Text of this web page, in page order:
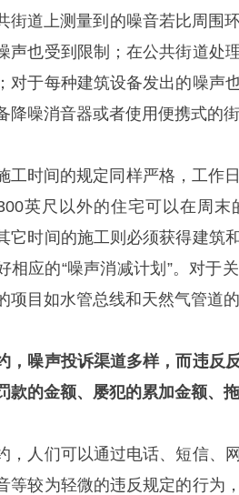
街道上测量到的噪音若比周围
声也受到限制；在公共街道处
对于每种建筑设备发出的噪声
降噪消音器或者使用便携式的
工时间的规定同样严格，工作
英尺以外的住宅可以在周
它时间的施工则必须获得建筑
相应的“噪声消减计划”。对于
项目如水管总线和天然气管道
，噪声投诉渠道多样，而违反
款的金额、屡犯的累加金额、
，人们可以通过电话、短信、
等较为轻微的违反规定的行为